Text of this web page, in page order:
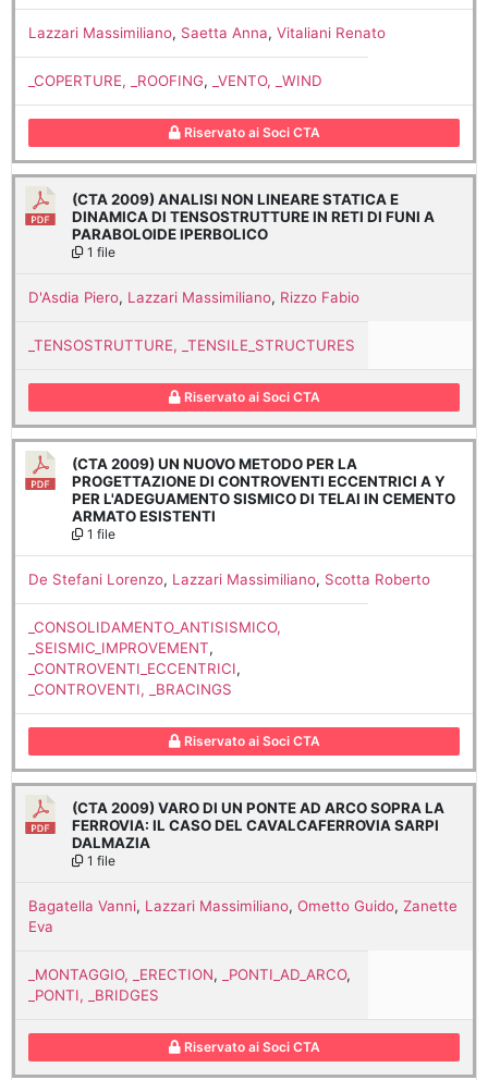
Lazzari Massimiliano, Saetta Anna, Vitaliani Renato
_COPERTURE, _ROOFING, _VENTO, _WIND
Riservato ai Soci CTA
(CTA 2009) ANALISI NON LINEARE STATICA E
DINAMICA DI TENSOSTRUTTURE IN RETI DI FUNI A
PARABOLOIDE IPERBOLICO
1 file
D'Asdia Piero, Lazzari Massimiliano, Rizzo Fabio
_TENSOSTRUTTURE, _TENSILE_STRUCTURES
Riservato ai Soci CTA
(CTA 2009) UN NUOVO METODO PER LA
PROGETTAZIONE DI CONTROVENTI ECCENTRICI A Y
PER L'ADEGUAMENTO SISMICO DI TELAI IN CEMENTO
ARMATO ESISTENTI
1 file
De Stefani Lorenzo, Lazzari Massimiliano, Scotta Roberto
_CONSOLIDAMENTO_ANTISISMICO,
_SEISMIC_IMPROVEMENT,
_CONTROVENTI_ECCENTRICI,
_CONTROVENTI, _BRACINGS
Riservato ai Soci CTA
(CTA 2009) VARO DI UN PONTE AD ARCO SOPRA LA
FERROVIA: IL CASO DEL CAVALCAFERROVIA SARPI
DALMAZIA
1 file
Bagatella Vanni, Lazzari Massimiliano, Ometto Guido, Zanette
Eva
_MONTAGGIO, _ERECTION, _PONTI_AD_ARCO,
_PONTI, _BRIDGES
Riservato ai Soci CTA